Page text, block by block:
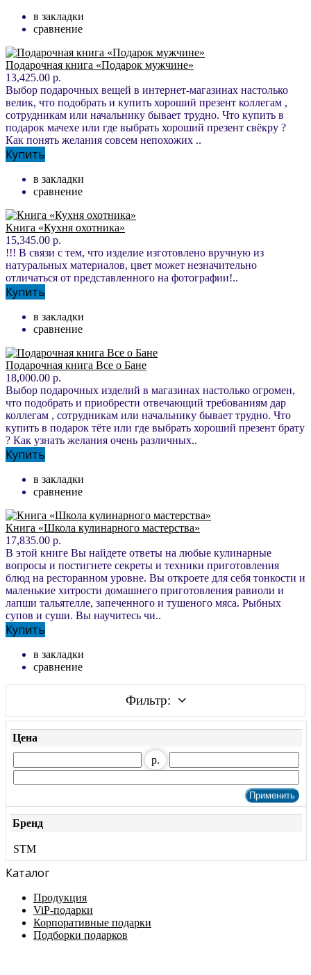
в закладки
сравнение
Подарочная книга «Подарок мужчине»
13,425.00 р.
Выбор подарочных вещей в интернет-магазинах настолько
велик, что подобрать и купить хороший презент коллегам ,
сотрудникам или начальнику бывает трудно. Что купить в
подарок мачехе или где выбрать хороший презент свёкру ?
Как понять желания совсем непохожих ..
Купить
в закладки
сравнение
Книга «Кухня охотника»
15,345.00 р.
!!! В связи с тем, что изделие изготовлено вручную из
натуральных материалов, цвет может незначительно
отличаться от представленного на фотографии!..
Купить
в закладки
сравнение
Подарочная книга Все о Бане
18,000.00 р.
Выбор подарочных изделий в магазинах настолько огромен,
что подобрать и приобрести отвечающий требованиям дар
коллегам , сотрудникам или начальнику бывает трудно. Что
купить в подарок тёте или где выбрать хороший презент брату
? Как узнать желания очень различных..
Купить
в закладки
сравнение
Книга «Школа кулинарного мастерства»
17,835.00 р.
В этой книге Вы найдете ответы на любые кулинарные
вопросы и постигнете секреты и техники приготовления
блюд на ресторанном уровне. Вы откроете для себя тонкости и
маленькие хитрости домашнего приготовления равиоли и
лапши тальятелле, запеченного и тушеного мяса. Рыбных
супов и суши. Вы научитесь чи..
Купить
в закладки
сравнение
Фильтр:
Цена
р.
Бренд
STM
Каталог
Продукция
ViP-подарки
Корпоративные подарки
Подборки подарков